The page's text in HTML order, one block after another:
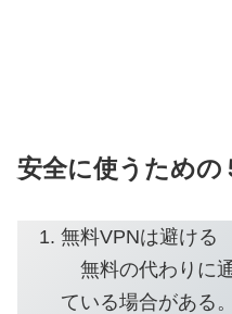
安全に使うための
無料VPNは避ける
無料の代わりに
ている場合がある。